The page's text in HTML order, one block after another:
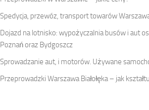
Spedycja, przewóz, transport towarów
Dojazd na lotnisko: wypożyczalnia busów i aut
Poznań oraz Bydgoszcz
Sprowadzanie aut, i motorów. Używane
Przeprowadzki Warszawa Białołęka – jak